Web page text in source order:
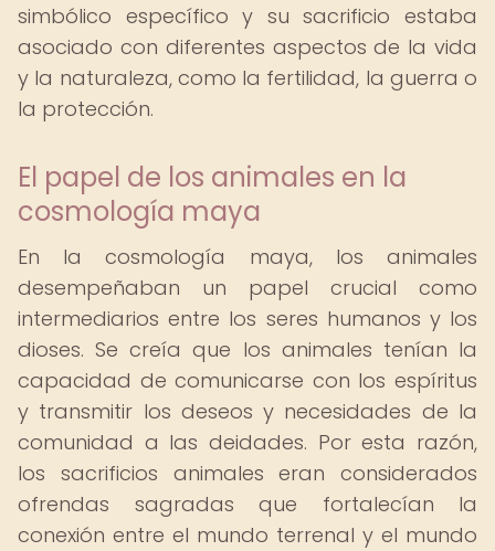
simbólico específico y su sacrificio estaba
asociado con diferentes aspectos de la vida
y la naturaleza, como la fertilidad, la guerra o
la protección.
El papel de los animales en la
cosmología maya
En la cosmología maya, los animales
desempeñaban un papel crucial como
intermediarios entre los seres humanos y los
dioses. Se creía que los animales tenían la
capacidad de comunicarse con los espíritus
y transmitir los deseos y necesidades de la
comunidad a las deidades. Por esta razón,
los sacrificios animales eran considerados
ofrendas sagradas que fortalecían la
conexión entre el mundo terrenal y el mundo